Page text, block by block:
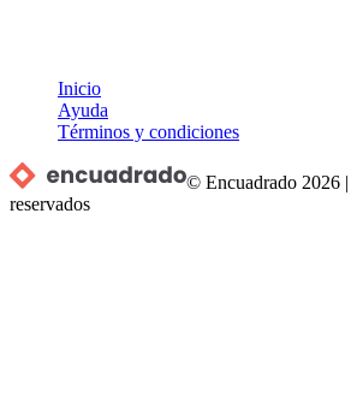
Inicio
Ayuda
Términos y condiciones
© Encuadrado 2026
reservados